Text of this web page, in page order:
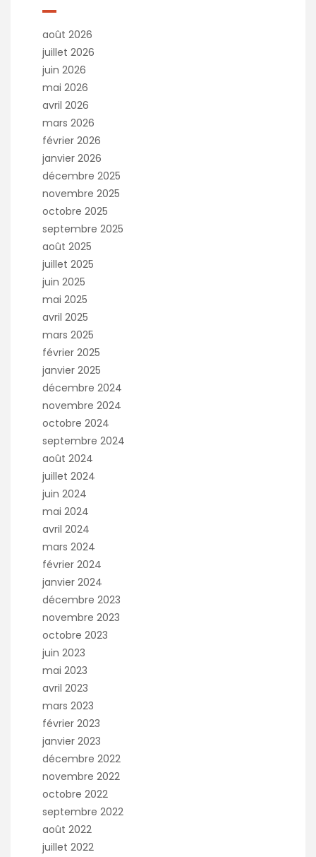
août 2026
juillet 2026
juin 2026
mai 2026
avril 2026
mars 2026
février 2026
janvier 2026
décembre 2025
novembre 2025
octobre 2025
septembre 2025
août 2025
juillet 2025
juin 2025
mai 2025
avril 2025
mars 2025
février 2025
janvier 2025
décembre 2024
novembre 2024
octobre 2024
septembre 2024
août 2024
juillet 2024
juin 2024
mai 2024
avril 2024
mars 2024
février 2024
janvier 2024
décembre 2023
novembre 2023
octobre 2023
juin 2023
mai 2023
avril 2023
mars 2023
février 2023
janvier 2023
décembre 2022
novembre 2022
octobre 2022
septembre 2022
août 2022
juillet 2022